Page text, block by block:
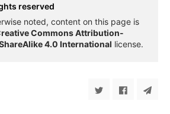
reserved
noted, content on this page is
Commons Attribution-
4.0 International license.